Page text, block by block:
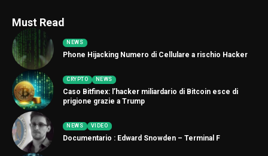
Must Read
NEWS
Phone Hijacking Numero di Cellulare a rischio Hacker
CRYPTO NEWS
Caso Bitfinex: l’hacker miliardario di Bitcoin esce di
prigione grazie a Trump
NEWS VIDEO
Documentario : Edward Snowden – Terminal F